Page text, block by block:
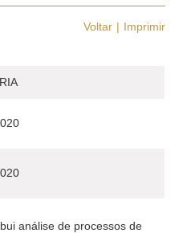
Voltar Imprimir
análise de processos de